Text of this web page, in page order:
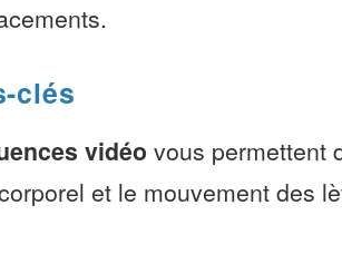
clés
vidéo vous permettent
et le mouvement des